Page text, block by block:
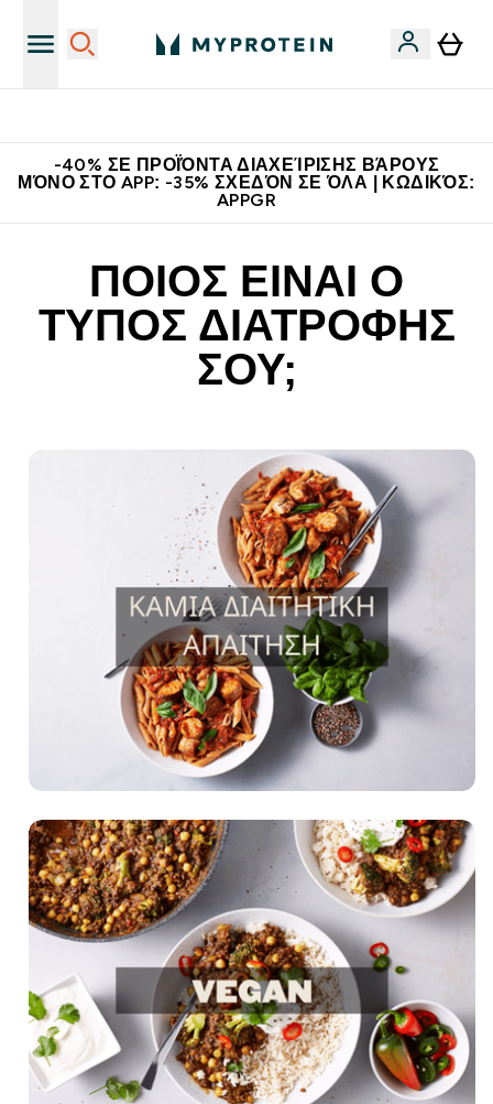
-40% ΣΕ ΠΡΟΪΌΝΤΑ ΔΙΑΧΕΊΡΙΣΗΣ ΒΆΡΟΥΣ
ΜΌΝΟ ΣΤΟ APP: -35% ΣΧΕΔΌΝ ΣΕ ΌΛΑ | ΚΩΔΙΚΌΣ:
APPGR
ΠΟΙΟΣ ΕΙΝΑΙ Ο
ΤΥΠΟΣ ΔΙΑΤΡΟΦΗΣ
ΣΟΥ;